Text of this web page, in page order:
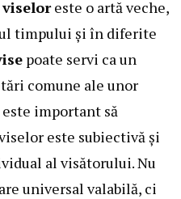
este o artă veche,
timpului și în diferite
poate servi ca un
comune ale unor
important să
este subiectivă și
al visătorului. Nu
universal valabilă, ci